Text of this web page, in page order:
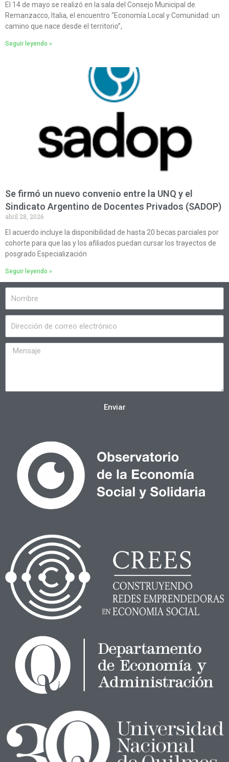
El 14 de mayo se realizó en la sala del Consejo Municipal de
Remanzacco, Italia, el encuentro “Economía Local y Comunidad: un
camino que nace desde el territorio”,
Seguir leyendo »
Se firmó un nuevo convenio entre la UNQ y el
Sindicato Argentino de Docentes Privados (SADOP)
abril 28, 2026
El acuerdo incluye la disponibilidad de hasta 20 becas parciales por
cohorte para que las y los afiliados puedan cursar los trayectos de
posgrado Especialización
Seguir leyendo »
Enviar